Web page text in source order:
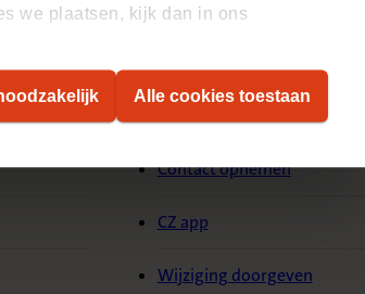
we plaatsen, kijk dan in ons
Alle cookies toestaan
Service & Contact
Contact opnemen
CZ app
Wijziging doorgeven